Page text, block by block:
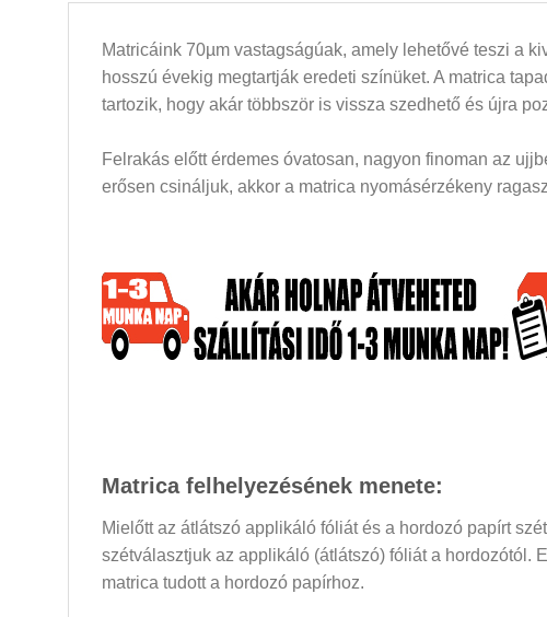
Matricáink 70µm vastagságúak, amely lehetővé teszi a
hosszú évekig megtartják eredeti színüket. A matrica
tartozik, hogy akár többször is vissza szedhető és újra
Felrakás előtt érdemes óvatosan, nagyon finoman az
erősen csináljuk, akkor a matrica nyomásérzékeny
Matrica felhelyezésének menete:
Mielőtt az átlátszó applikáló fóliát és a hordozó papírt
szétválasztjuk az applikáló (átlátszó) fóliát a hordozótól.
matrica tudott a hordozó papírhoz.